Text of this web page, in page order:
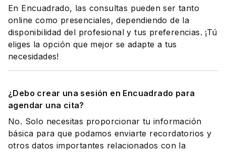
En Encuadrado, las consultas pueden ser tanto
online como presenciales, dependiendo de la
disponibilidad del profesional y tus preferencias. ¡Tú
eliges la opción que mejor se adapte a tus
necesidades!
¿Debo crear una sesión en Encuadrado para
agendar una cita?
No. Solo necesitas proporcionar tu información
básica para que podamos enviarte recordatorios y
otros datos importantes relacionados con la